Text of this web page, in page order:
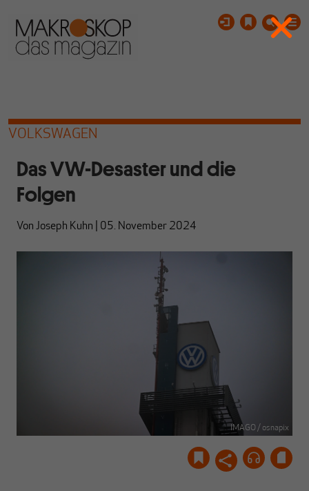
VOLKSWAGEN
Das VW-Desaster und die
Folgen
Von Joseph Kuhn 05. November 2024
IMAGO / osnapix